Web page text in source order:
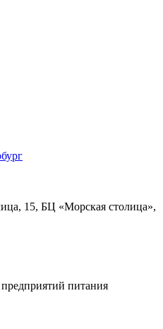
15, БЦ «Морская столица»,
питания